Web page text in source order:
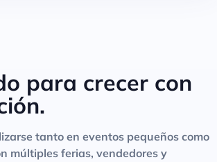
para crecer con
tanto en eventos pequeños como
múltiples ferias, vendedores y